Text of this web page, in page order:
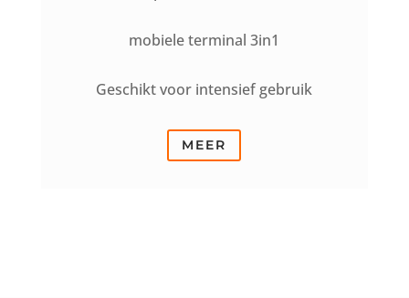
mobiele terminal 3in1
Geschikt voor intensief gebruik
MEER